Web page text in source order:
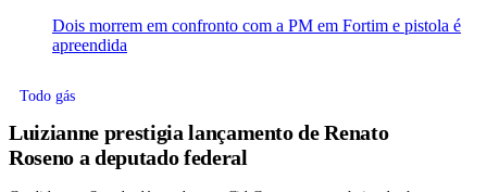
Dois morrem em confronto com a PM em Fortim e pistola é
apreendida
Todo gás
Luizianne prestigia lançamento de Renato
Roseno a deputado federal